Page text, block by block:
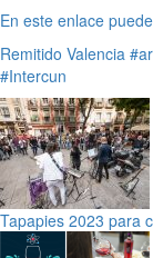
En este enlace
Remitido Valencia
#Intercun
Tapapies 2023 para